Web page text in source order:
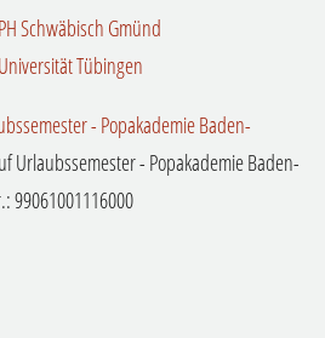
Schwäbisch Gmünd
Tübingen
- Popakademie Baden-
Urlaubssemester - Popakademie Baden-
99061001116000